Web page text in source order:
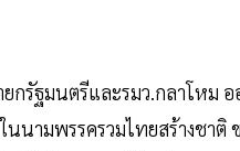
กรัฐมนตรีและรมว.กลาโหม
นนามพรรครวมไทยสร้างชา